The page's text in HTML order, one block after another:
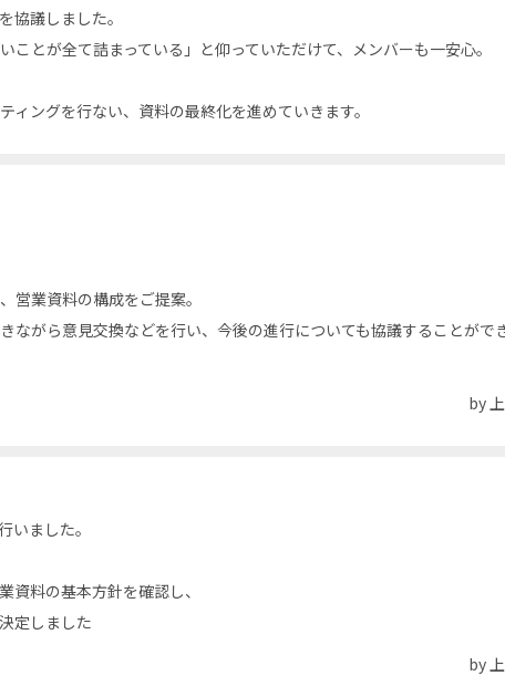
協議しました。
とが全て詰まっている」と仰っていただけて、メンバーも一安心。
ィングを行ない、資料の最終化を進めていきます。
営業資料の構成をご提案。
ながら意見交換などを行い、今後の進行についても協議することがで
by
いました。
資料の基本方針を確認し、
定しました
by